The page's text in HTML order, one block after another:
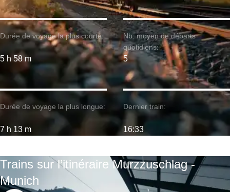
Durée de voyage la plus courte:
5 h 58 m
Durée de voyage la plus longue:
7 h 13 m
Nb. moyen de départs
quotidiens:
5
Dernier train:
16:33
Trains sur l’itinéraire Murzzuschlag -
Munich